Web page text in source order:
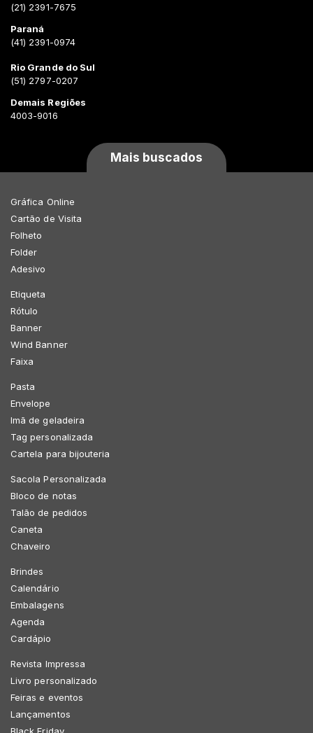
(21) 2391-7675
Paraná
(41) 2391-0974
Rio Grande do Sul
(51) 2797-0207
Demais Regiões
4003-9016
Mais buscados
Gráfica Online
Cartão de Visita
Folheto
Folder
Adesivo
Etiqueta
Rótulo
Banner
Wind Banner
Faixa
Pasta
Envelope
Imã de geladeira
Tag personalizada
Cartela para bijouteria
Sacola Personalizada
Bloco de notas
Talão de pedidos
Caneta
Chaveiro
Brindes
Calendário
Embalagens
Agenda
Cardápio
Revista Impressa
Livro personalizado
Feiras e eventos
Lançamentos
Black Friday